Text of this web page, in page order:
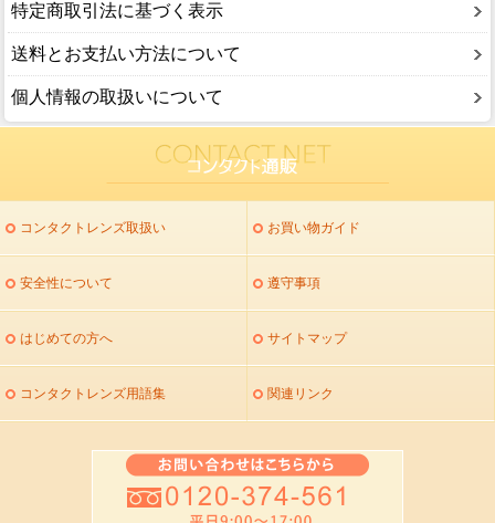
特定商取引法に基づく表示
送料とお支払い方法について
個人情報の取扱いについて
コンタクトレンズ取扱い お買い物ガイド
安全性について 遵守事項
はじめての方へ サイトマップ
コンタクトレンズ用語集 関連リンク